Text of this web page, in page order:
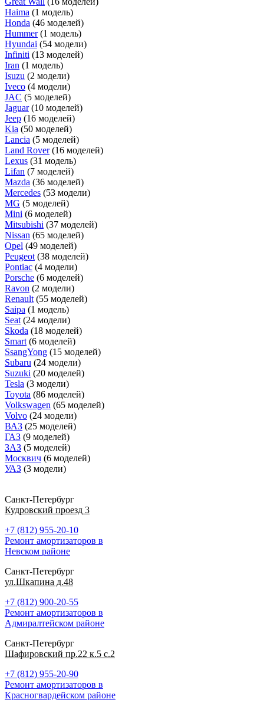
Haima (1 модель)
Honda (46 моделей)
Hummer (1 модель)
Hyundai (54 модели)
Infiniti (13 моделей)
Iran (1 модель)
Isuzu (2 модели)
Iveco (4 модели)
JAC (5 моделей)
Jaguar (10 моделей)
Jeep (16 моделей)
Kia (50 моделей)
Lancia (5 моделей)
Land Rover (16 моделей)
Lexus (31 модель)
Lifan (7 моделей)
Mazda (36 моделей)
Mercedes (53 модели)
MG (5 моделей)
Mini (6 моделей)
Mitsubishi (37 моделей)
Nissan (65 моделей)
Opel (49 моделей)
Peugeot (38 моделей)
Pontiac (4 модели)
Porsche (6 моделей)
Ravon (2 модели)
Renault (55 моделей)
Saipa (1 модель)
Seat (24 модели)
Skoda (18 моделей)
Smart (6 моделей)
SsangYong (15 моделей)
Subaru (24 модели)
Suzuki (20 моделей)
Tesla (3 модели)
Toyota (86 моделей)
Volkswagen (65 моделей)
Volvo (24 модели)
ВАЗ (25 моделей)
ГАЗ (9 моделей)
ЗАЗ (5 моделей)
Москвич (6 моделей)
УАЗ (3 модели)
Санкт-Петербург
Кудровский проезд 3
+7 (812) 955-20-10
Ремонт амортизаторов в
Невском районе
Санкт-Петербург
ул.Шкапина д.48
+7 (812) 900-20-55
Ремонт амортизаторов в
Адмиралтейском районе
Санкт-Петербург
Шафировский пр.22 к.5 с.2
+7 (812) 955-20-90
Ремонт амортизаторов в
Красногвардейском районе